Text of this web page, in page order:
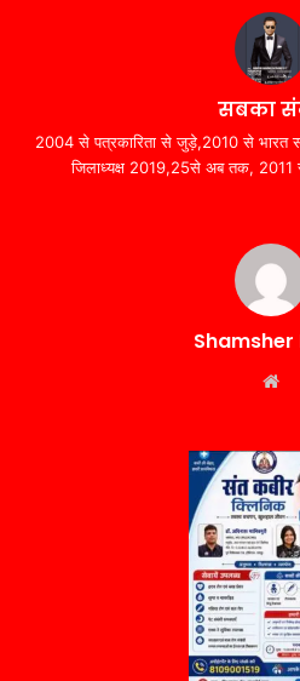
सबका
2004 से पत्रकारिता से जुड़े,2010 से भारत
जिलाध्यक्ष 2019,25से अब तक, 2011
Shamsher